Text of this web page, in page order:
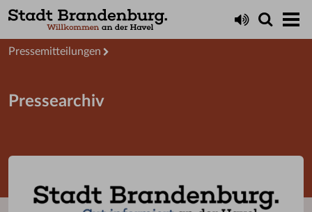
Presseservice
Pressemitteilungen
Pressearchiv